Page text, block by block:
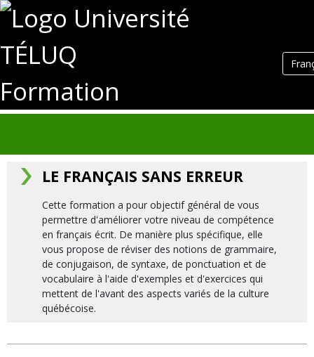
Formation
LE FRANÇAIS SANS ERREUR
Cette formation a pour objectif général de vous
permettre d'améliorer votre niveau de compétence
en français écrit. De manière plus spécifique, elle
vous propose de réviser des notions de grammaire,
de conjugaison, de syntaxe, de ponctuation et de
vocabulaire à l'aide d'exemples et d'exercices qui
mettent de l'avant des aspects variés de la culture
québécoise.